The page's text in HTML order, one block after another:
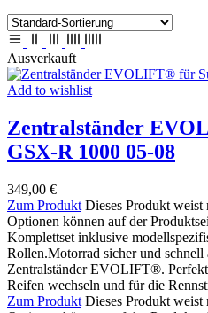
Ausverkauft
Add to wishlist
Zentralständer
GSX-R 1000 05-08
349,00 €
Zum Produkt Dieses Produkt weist
Optionen können auf der
Komplettset inklusive
Rollen.Motorrad sicher und
Zentralständer EVOLIFT®.
Reifen wechseln und für die
Zum Produkt Dieses Produkt weist